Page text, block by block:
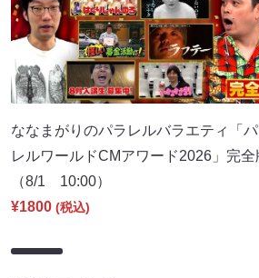
ななまがりのパラレルバラエティ「パ
レルワールドCMアワード2026」完全
（8/1 10:00）
¥1800 (税込)